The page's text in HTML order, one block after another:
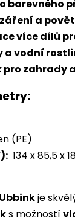
barevného
záření a
více dílů
a vodní
zahrady
(PE)
134 x 85,5 x
je
s možností